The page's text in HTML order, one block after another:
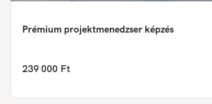
Prémium projektmenedzser képzés
239 000 Ft